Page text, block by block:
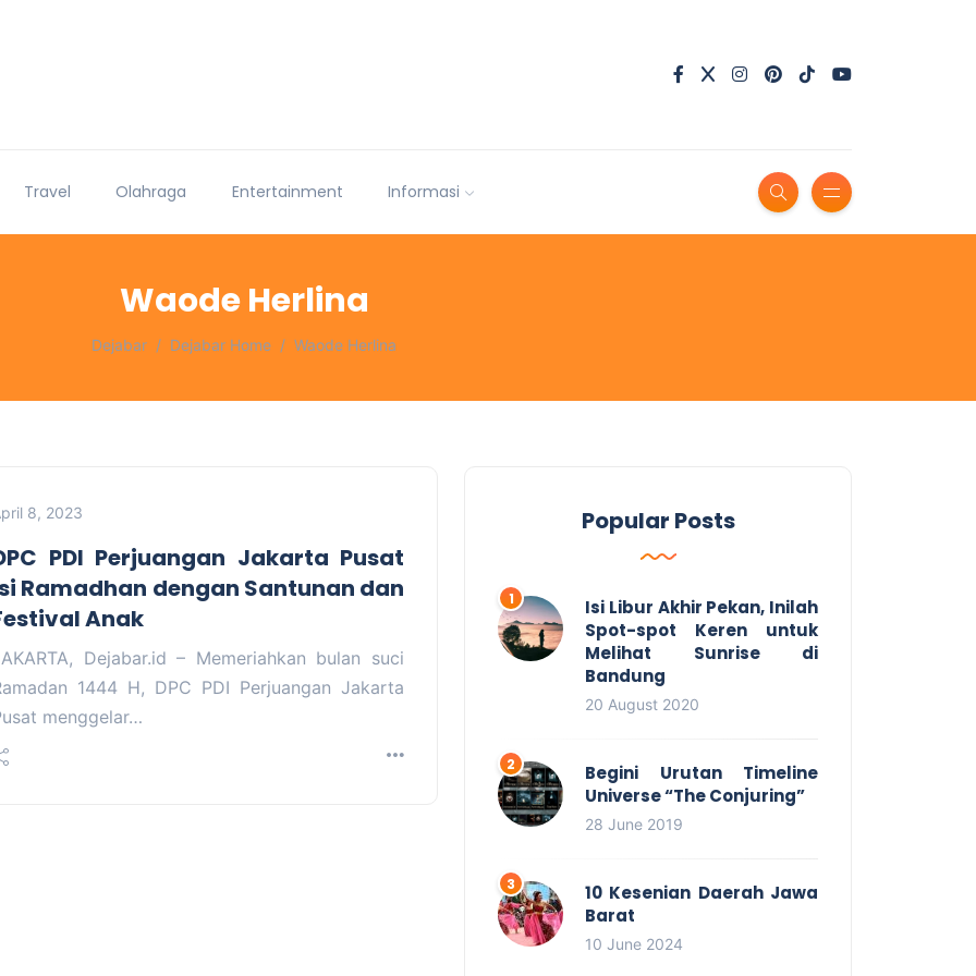
Travel Olahraga Entertainment Informasi
Waode Herlina
Dejabar Dejabar Home Waode Herlina
8, 2023
PDI Perjuangan Jakarta Pusat
Ramadhan dengan Santunan dan
Anak
Dejabar.id – Memeriahkan bulan suci
1444 H, DPC PDI Perjuangan Jakarta
menggelar…
Popular Posts
Isi Libur Akhir Pekan, Inilah
Spot-spot Keren untuk
Melihat Sunrise di
Bandung
20 August 2020
Begini Urutan Timeline
Universe “The Conjuring”
28 June 2019
10 Kesenian Daerah Jawa
Barat
10 June 2024